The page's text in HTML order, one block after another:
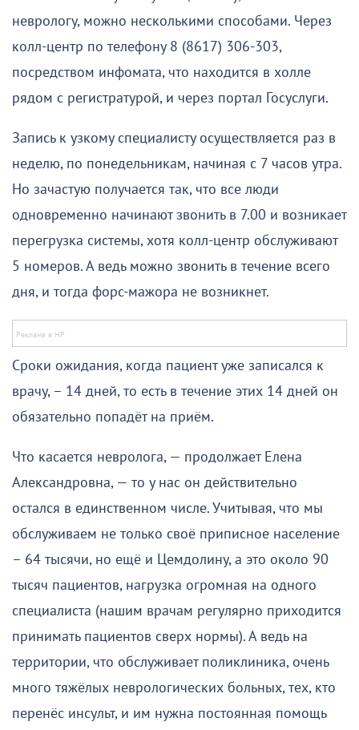
неврологу, можно несколькими способами. Через
колл-центр по телефону 8 (8617) 306-303,
посредством инфомата, что находится в холле
рядом с регистратурой, и через портал Госуслуги.
Запись к узкому специалисту осуществляется раз в
неделю, по понедельникам, начиная с 7 часов утра.
Но зачастую получается так, что все люди
одновременно начинают звонить в 7.00 и возникает
перегрузка системы, хотя колл-центр обслуживают
5 номеров. А ведь можно звонить в течение всего
дня, и тогда форс-мажора не возникнет.
Сроки ожидания, когда пациент уже записался к
врачу, – 14 дней, то есть в течение этих 14 дней он
обязательно попадёт на приём.
Что касается невролога, — продолжает Елена
Александровна, — то у нас он действительно
остался в единственном числе. Учитывая, что мы
обслуживаем не только своё приписное население
– 64 тысячи, но ещё и Цемдолину, а это около 90
тысяч пациентов, нагрузка огромная на одного
специалиста (нашим врачам регулярно приходится
принимать пациентов сверх нормы). А ведь на
территории, что обслуживает поликлиника, очень
много тяжёлых неврологических больных, тех, кто
перенёс инсульт, и им нужна постоянная помощь